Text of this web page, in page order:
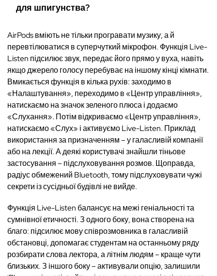
для шпигунства?
AirPods вміють не тільки програвати музику, а й
перевтілюватися в суперчуткий мікрофон. Функція Live-
Listen підсилює звук, передає його прямо у вуха, навіть
якщо джерело голосу перебуває на іншому кінці кімнати.
Вмикається функція в кілька рухів: заходимо в
«Налаштування», переходимо в «Центр управління»,
натискаємо на значок зеленого плюса і додаємо
«Слухання». Потім відкриваємо «Центр управління»,
натискаємо «Слух» і активуємо Live-Listen. Приклад
використання за призначенням – у галасливій компанії
або на лекції. А деякі користувачі знайшли тіньове
застосування – підслуховування розмов. Щоправда,
радіус обмежений Bluetooth, тому підслуховувати чужі
секрети із сусідньої будівлі не вийде.
Функція Live-Listen балансує на межі геніальності та
сумнівної етичності. З одного боку, вона створена на
благо: підсилює мову співрозмовника в галасливій
обстановці, допомагає студентам на останньому ряду
розбирати слова лектора, а літнім людям – краще чути
близьких. З іншого боку – активували опцію, залишили